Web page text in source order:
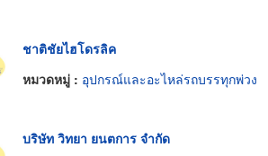
ชาติชัยไฮโดรลิค
หมวดหมู่ : อุปกรณ์และอะไหล่รถบรรทุกพ่วง
บริษัท วิทยา ยนตการ จำกัด